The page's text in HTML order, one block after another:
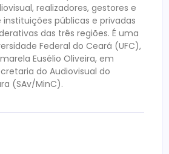
realizadores, gestores e
públicas e privadas
das três regiões. É uma
Federal do Ceará (UFC),
Eusélio Oliveira, em
do Audiovisual do
(SAv/MinC).